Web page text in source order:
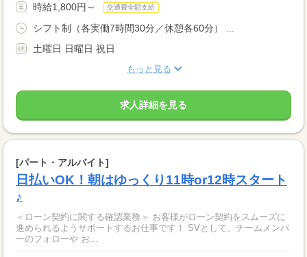
時給1,800円～ 交通費全額支給
シフト制（各実働7時間30分／休憩各60分） ...
土曜日 日曜日 祝日
もっと見る
求人詳細を見る
[パート・アルバイト]
日払いOK！朝はゆっくり11時or12時スタート
♪
＜ローン契約に関する確認業務＞ お客様がローン契約をスムーズに
進められるようサポートするお仕事です！ SVとして、チームメンバ
ーのフォローや お...